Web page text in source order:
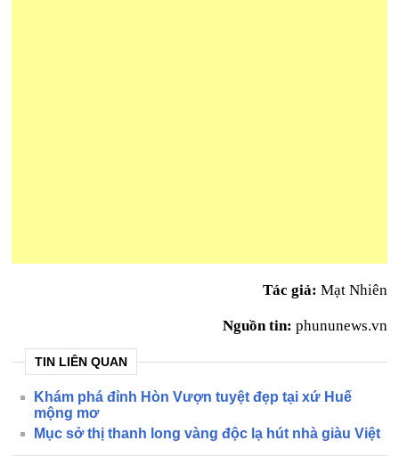
Tác giả: Mạt Nhiên
Nguồn tin: phununews.vn
TIN LIÊN QUAN
Khám phá đỉnh Hòn Vượn tuyệt đẹp tại xứ Huế
mộng mơ
Mục sở thị thanh long vàng độc lạ hút nhà giàu Việt